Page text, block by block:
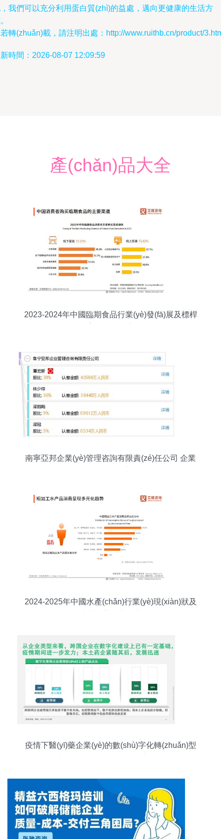
我們可以充分利用蛋白質(zhì)的益處，邁向更健康的生活方
轉(zhuǎn)載，請注明出處：http://www.ruithb.cn/product/
時間：2026-08-07 12:09:59
產(chǎn)品大全
2023-2024年中國臨期食品行業(yè)發(fā)展及標桿
南寧亞邦企業(yè)管理咨詢有限責(zé)任公司 企業
2024-2025年中國水產(chǎn)行業(yè)現(xiàn)狀及
疫情下醫(yī)藥企業(yè)的數(shù)字化轉(zhuǎn)型